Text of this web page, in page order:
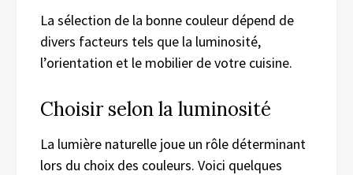
La sélection de la bonne couleur dépend de
divers facteurs tels que la luminosité,
l’orientation et le mobilier de votre cuisine.
Choisir selon la luminosité
La lumière naturelle joue un rôle déterminant
lors du choix des couleurs. Voici quelques